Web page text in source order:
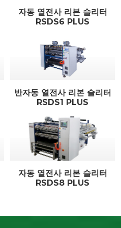
자동 열전사 리본 슬리터
RSDS6 PLUS
반자동 열전사 리본 슬리터
RSDS1 PLUS
자동 열전사 리본 슬리터
RSDS8 PLUS